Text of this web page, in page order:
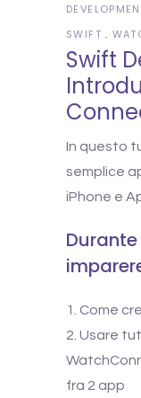
SWIFT
Swift
In questo
semplice
iPhone e
Come
Usare
fra 2 app